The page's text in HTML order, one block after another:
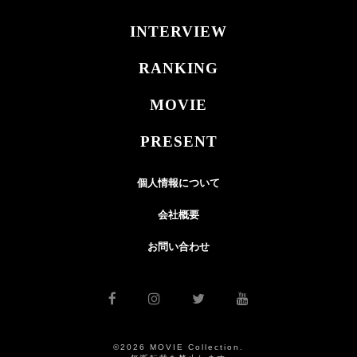
INTERVIEW
RANKING
MOVIE
PRESENT
個人情報について
会社概要
お問い合わせ
©2026 MOVIE Collection.